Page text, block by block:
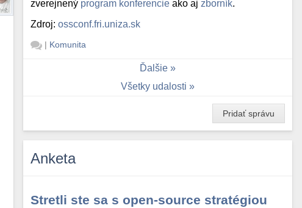
zverejnený program konferencie ako aj zborník.
Zdroj:ossconf.fri.uniza.sk
| Komunita
Ďalšie
Všetky udalosti
Pridať správu
Anketa
Stretli ste sa s open-source stratégiou